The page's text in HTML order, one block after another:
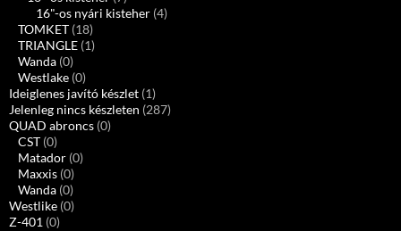
16"-os nyári kisteher (4)
TOMKET (18)
TRIANGLE (1)
Wanda (0)
Westlake (0)
Ideiglenes javító készlet (1)
Jelenleg nincs készleten (287)
QUAD abroncs (0)
CST (0)
Matador (0)
Maxxis (0)
Wanda (0)
Westlike (0)
Z-401 (0)